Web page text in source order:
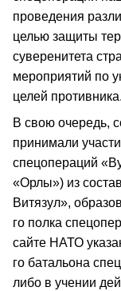
проведения
целью защиты
суверенитета
мероприятий по
целей противника.
В свою очередь,
принимали
спецопераций
«Орлы») из
Витязул»,
го полка
сайте НАТО
го батальона
либо в учении